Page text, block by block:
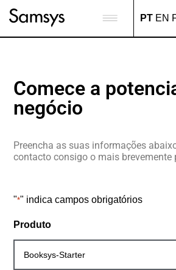
PT EN
Comece a
negócio
Preencha as suas informações
contacto consigo o mais brevemente
"*" indica campos obrigatórios
Produto